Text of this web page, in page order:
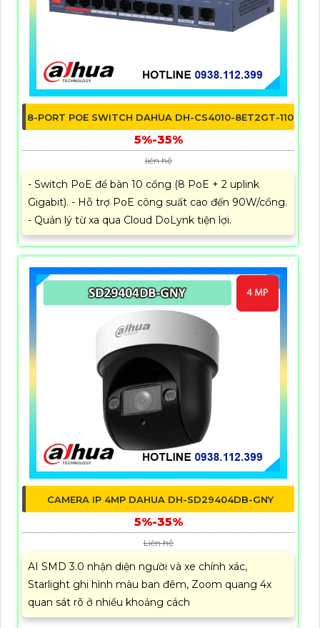
8-PORT POE SWITCH DAHUA DH-CS4010-8ET2GT-110
5%-35%
liên hệ
- Switch PoE để bàn 10 cổng (8 PoE + 2 uplink
Gigabit). - Hỗ trợ PoE công suất cao đến 90W/cổng.
- Quản lý từ xa qua Cloud DoLynk tiện lợi.
CAMERA IP 4MP DAHUA DH-SD29404DB-GNY
5%-35%
Liên hệ
AI SMD 3.0 nhận diện người và xe chính xác,
Starlight ghi hình màu ban đêm, Zoom quang 4x
quan sát rõ ở nhiều khoảng cách